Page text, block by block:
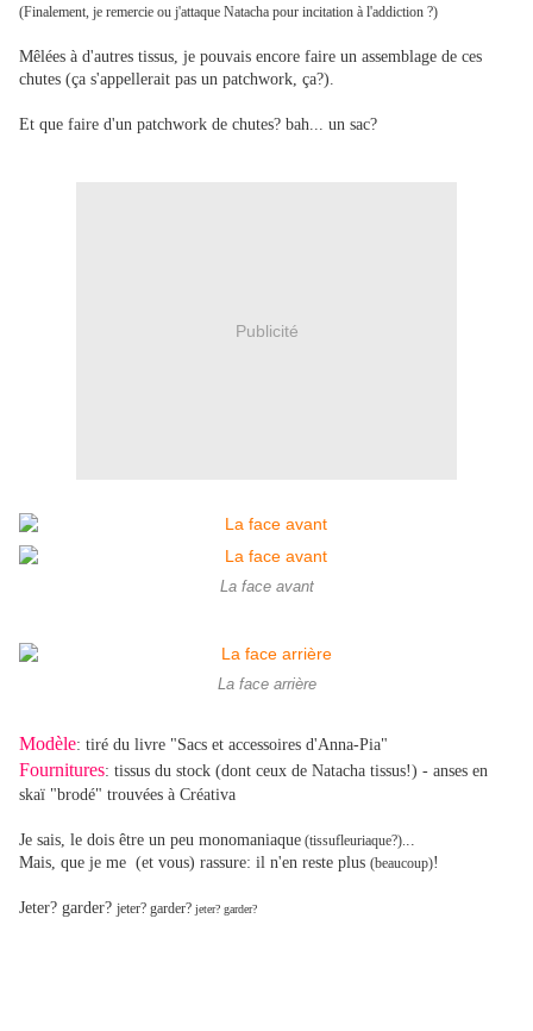
(Finalement, je remercie ou j'attaque Natacha pour incitation à l'addiction ?)
Mêlées à d'autres tissus, je pouvais encore faire un assemblage de ces
chutes (ça s'appellerait pas un patchwork, ça?).
Et que faire d'un patchwork de chutes? bah... un sac?
Publicité
La face avant
La face arrière
Modèle: tiré du livre "Sacs et accessoires d'Anna-Pia"
Fournitures: tissus du stock (dont ceux de Natacha tissus!) - anses en
skaï "brodé" trouvées à Créativa
Je sais, le dois être un peu monomaniaque (tissufleuriaque?)...
Mais, que je me (et vous) rassure: il n'en reste plus (beaucoup)!
Jeter? garder? jeter? garder? jeter? garder?